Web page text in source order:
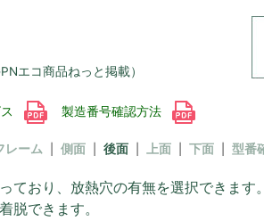
エコ商品ねっと掲載）
製造番号確認方法
レーム 側面 後面 上面 下面 型番
おり、放熱穴の有無を選択できます。
脱できます。